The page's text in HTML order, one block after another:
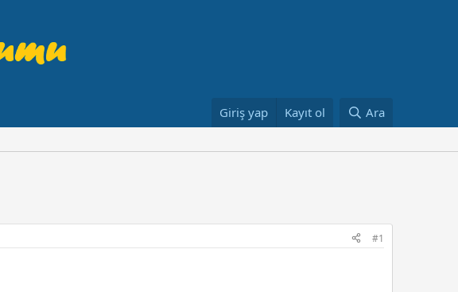
Giriş yap Kayıt ol Ara
#1